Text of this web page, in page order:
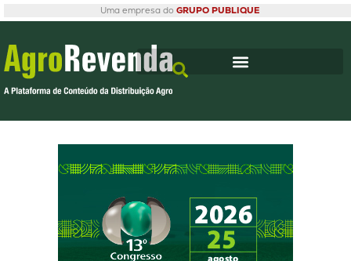
Uma empresa do GRUPO PUBLIQUE